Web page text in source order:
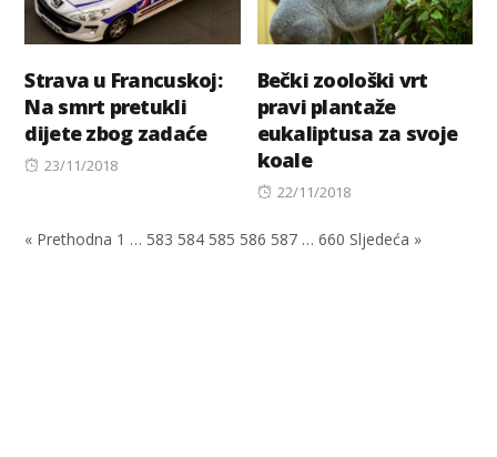
Strava u Francuskoj:
Na smrt pretukli
dijete zbog zadaće
Posted
23/11/2018
Bečki zoološki vrt
pravi plantaže
eukaliptusa za svoje
koale
Posted
22/11/2018
« Prethodna 1 … 583 584 585 586 587 … 660 Sljedeća »